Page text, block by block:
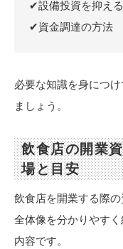
✔設備投資を抑え
✔資金調達の方法
必要な知識を身につ
ましょう。
飲食店の開業
場と目安
飲食店を開業する際
全体像を分かりやす
内容です。